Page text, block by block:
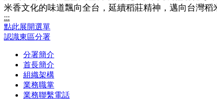
米香文化的味道飄向全台，延續稻莊精神，邁向台灣稻
:::
點此展開選單
認識東區分署
分署簡介
首長簡介
組織架構
業務職掌
業務聯繫電話